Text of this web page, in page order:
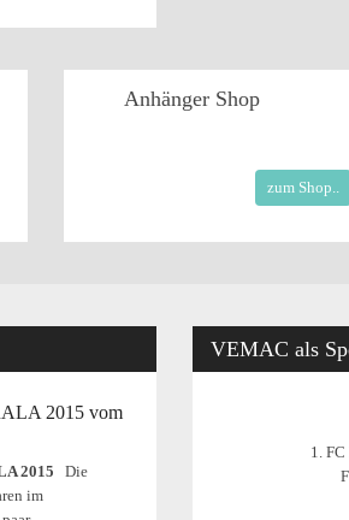
Anhänger Shop
zum Shop..
2015 vom
2015 Die
im
VEMAC als
1.